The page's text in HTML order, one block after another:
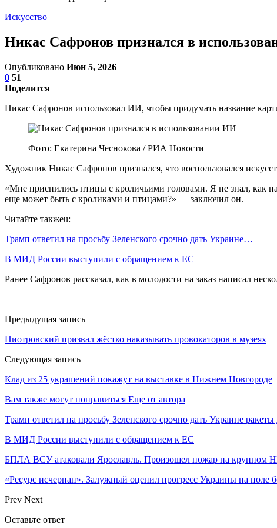
Искусство
Никас Сафронов признался в
Опубликовано Июн 5, 2026
0 51
Поделится
Никас Сафронов использовал ИИ, чтобы придумать название
Фото: Екатерина Чеснокова / РИА Новости
Художник Никас Сафронов признался, что воспользовался
«Мне приснились птицы с кроличьими головами. Я не знал, как
еще может быть с кроликами и птицами?» — заключил он.
Читайте такжеu:
Трамп ответил на просьбу Зеленского срочно дать Украине…
В МИД России выступили с обращением к ЕС
Ранее Сафронов рассказал, как в молодости на заказ написал
Предыдущая запись
Пиотровский призвал жёстко наказывать провокаторов в музеях
Следующая запись
Клад из 25 украшений покажут на выставке в Нижнем Новгороде
Вам также могут понравиться Еще от автора
Трамп ответил на просьбу Зеленского срочно дать Украине
В МИД России выступили с обращением к ЕС
БПЛА ВСУ атаковали Ярославль. Произошел пожар на крупном
«Ресурс исчерпан». Залужный оценил прогресс Украины на поле
Prev Next
Оставьте ответ